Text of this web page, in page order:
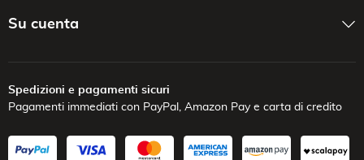
Su cuenta
Spedizioni e pagamenti sicuri
Pagamenti immediati con PayPal, Amazon Pay e carta di credito